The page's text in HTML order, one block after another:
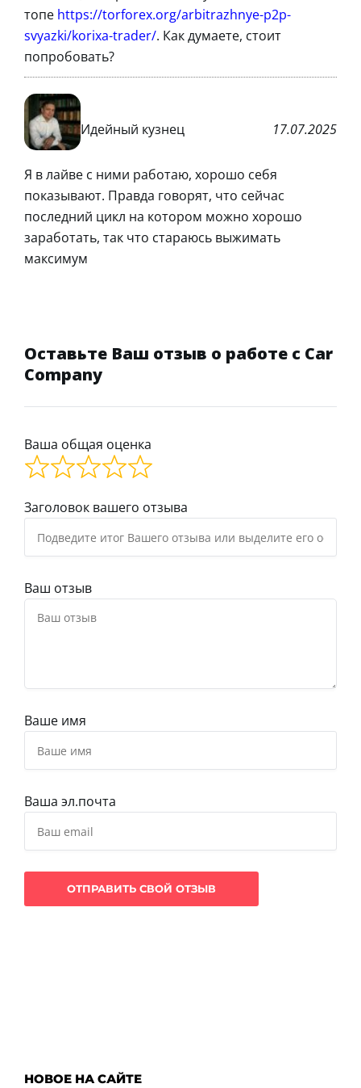
топе https://torforex.org/arbitrazhnye-p2p-
svyazki/korixa-trader/. Как думаете, стоит
попробовать?
Идейный кузнец 17.07.2025
Я в лайве с ними работаю, хорошо себя
показывают. Правда говорят, что сейчас
последний цикл на котором можно хорошо
заработать, так что стараюсь выжимать
максимум
Оставьте Ваш отзыв о работе с Car
Company
Ваша общая оценка
Заголовок вашего отзыва
Ваш отзыв
Ваше имя
Ваша эл.почта
НОВОЕ НА САЙТЕ